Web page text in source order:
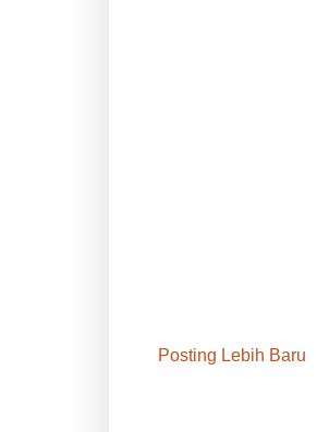
Posting Lebih Baru